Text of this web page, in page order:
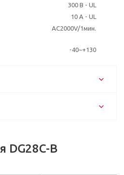
300 В - UL
10 A - UL
AC2000V/1мин.
-40~+130
DG28C-B